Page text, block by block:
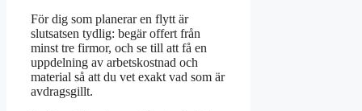
För dig som planerar en flytt är
slutsatsen tydlig: begär offert från
minst tre firmor, och se till att få en
uppdelning av arbetskostnad och
material så att du vet exakt vad som är
avdragsgillt.